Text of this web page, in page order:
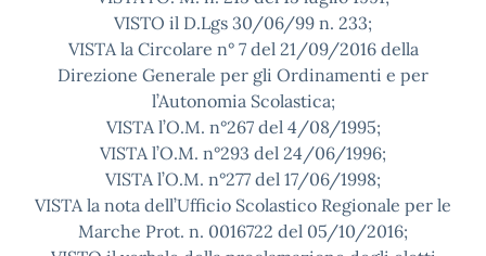
VISTO il D.Lgs 30/06/99 n. 233;
VISTA la Circolare n° 7 del 21/09/2016 della
Direzione Generale per gli Ordinamenti e per
l’Autonomia Scolastica;
VISTA l’O.M. n°267 del 4/08/1995;
VISTA l’O.M. n°293 del 24/06/1996;
VISTA l’O.M. n°277 del 17/06/1998;
VISTA la nota dell’Ufficio Scolastico Regionale per le
Marche Prot. n. 0016722 del 05/10/2016;